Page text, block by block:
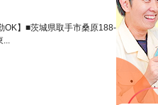
OK】■茨城県取手市桑原188-
...